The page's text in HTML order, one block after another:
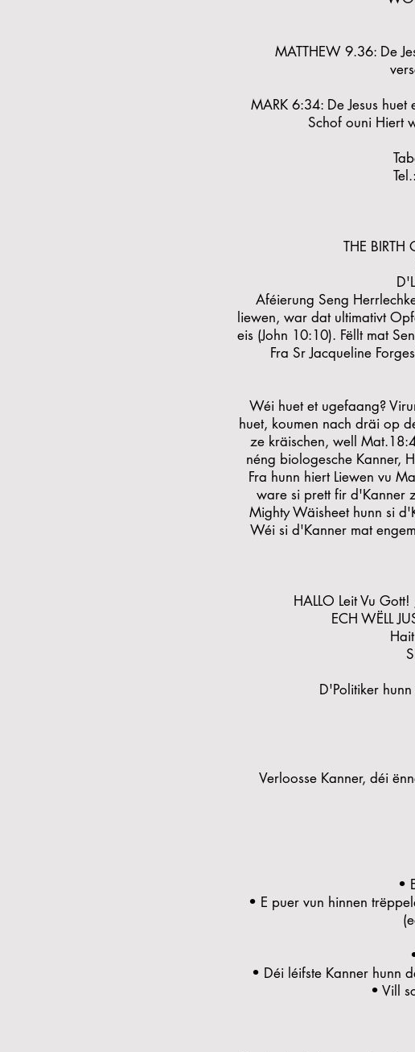
MATTHEW 9.36: De
MARK 6:34: De Jesus
Schof ouni Hiert
THE
Aféierung Seng
liewen, war dat ultimativt
eis (John 10:10). Fëllt mat
Fra Sr Jacqueline
Wéi huet et ugefaang?
huet, koumen nach dräi op
ze kräischen, well
néng biologesche Kanner,
Fra hunn hiert Liewen vu
ware si prett fir d'Kanner
Mighty Wäisheet hunn si
Wéi si d'Kanner mat
HALLO Leit Vu Gott!
ECH WËLL
D'Politiker
Verloosse Kanner, déi
•
• E puer vun hinnen
• Déi léifste Kanner hunn
• Vill